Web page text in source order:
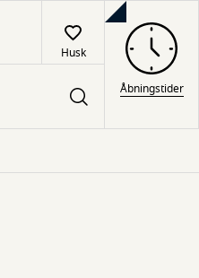
Husk
Åbningstider